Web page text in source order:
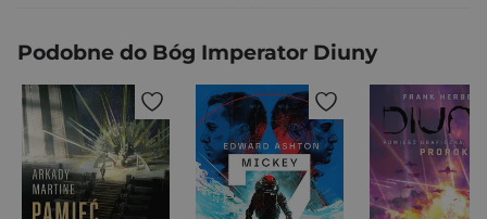
Podobne do Bóg Imperator Diuny